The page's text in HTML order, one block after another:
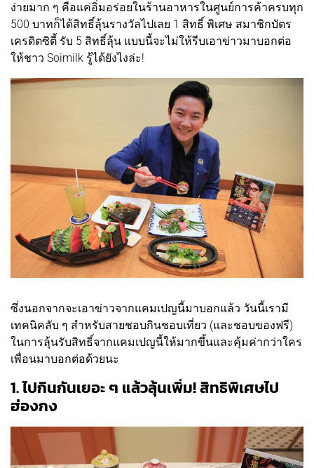
ง่ายมาก ๆ คือแค่อิ่มอร่อยในร้านอาหารในศูนย์การค้าครบทุก
500 บาทก็ได้สิทธิ์ลุ้นรางวัลไปเลย 1 สิทธิ์ พิเศษ สมาชิกบัตร
เครดิตซิตี้ รับ 5 สิทธิ์ลุ้น แบบนี้จะไม่ให้รีบเอาข่าวมาบอกต่อ
ให้ชาว Soimilk รู้ได้ยังไงล่ะ!
ซึ่งนอกจากจะเอาข่าวจากแคมเปญนี้มาบอกแล้ว วันนี้เรามี
เทคนิคลับ ๆ สำหรับสายชอบกินชอบเที่ยว (และชอบของฟรี)
ในการลุ้นรับสิทธิ์จากแคมเปญนี้ให้มากขึ้นและคุ้มค่ากว่าใคร
เพื่อนมาบอกต่อด้วยนะ
1. ไปกินกันเยอะ ๆ แล้วลุ้นเพิ่ม! สิทธิพิเศษไป
ฮ่องกง